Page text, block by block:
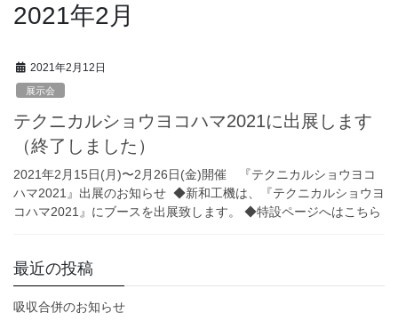
2021年2月
2021年2月12日
展示会
テクニカルショウヨコハマ2021に出展します
（終了しました）
2021年2月15日(月)〜2月26日(金)開催 『テクニカルショウヨコ
ハマ2021』出展のお知らせ ◆新和工機は、『テクニカルショウヨ
コハマ2021』にブースを出展致します。 ◆特設ページへはこちら
最近の投稿
吸収合併のお知らせ